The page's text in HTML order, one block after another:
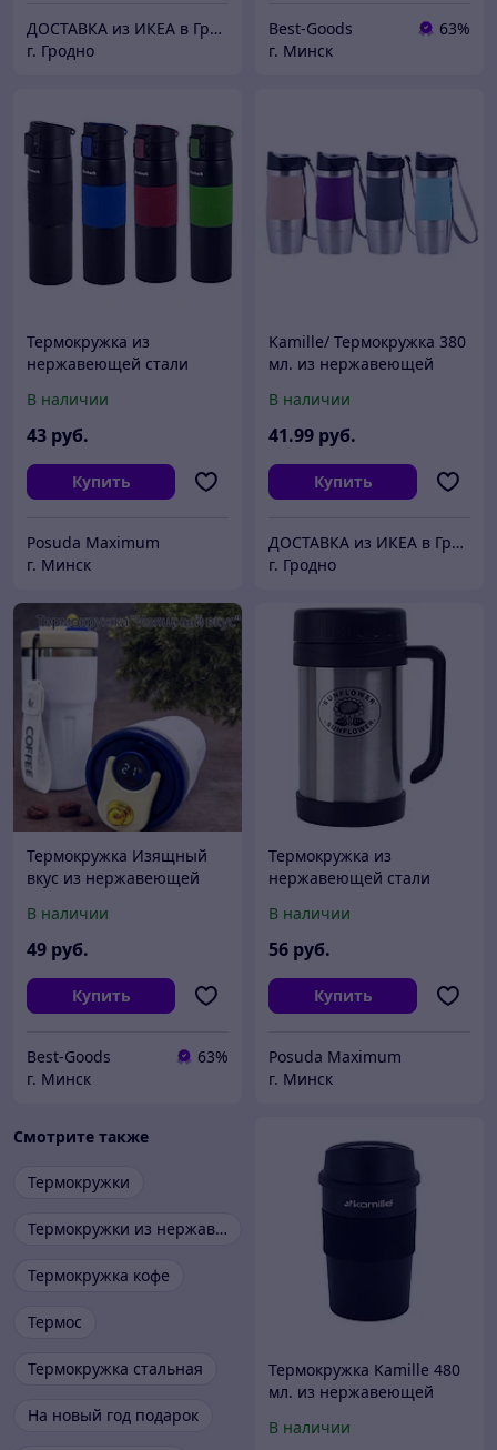
ДОСТАВКА из ИКЕА в Гродно
г. Гродно
Best-Goods
63%
г. Минск
Термокружка из
нержавеющей стали
101300
В наличии
43 руб.
Купить
Posuda Maximum
г. Минск
Kamille/ Термокружка 380
мл. из нержавеющей
ремешком
В наличии
41.99 руб.
Купить
ДОСТАВКА из ИКЕА в Гродно
г. Гродно
Термокружка Изящный
вкус из нержавеющей
температуры и
ремешком, 500 ml (LED-
дисплей,
В наличии
49 руб.
Купить
Best-Goods
63%
г. Минск
Термокружка из
нержавеющей стали
500R, 0.5 л
В наличии
56 руб.
Купить
Posuda Maximum
г. Минск
Смотрите также
Термокружки
Термокружки из нержавеющей стали
Термокружка кофе
Термос
Термокружка стальная
На новый год подарок
Термокружка Kamille 480
мл. из нержавеющей
В наличии